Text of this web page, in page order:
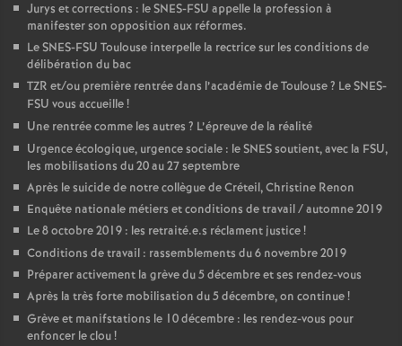
Jurys et corrections : le SNES-FSU appelle la profession à
manifester son opposition aux réformes.
Le SNES-FSU Toulouse interpelle la rectrice sur les conditions de
délibération du bac
TZR et/ou première rentrée dans l’académie de Toulouse? Le SNES-
FSU vous accueille!
Une rentrée comme les autres ? L’épreuve de la réalité
Urgence écologique, urgence sociale : le SNES soutient, avec la FSU,
les mobilisations du 20 au 27 septembre
Après le suicide de notre collègue de Créteil, Christine Renon
Enquête nationale métiers et conditions de travail / automne 2019
Le 8 octobre 2019 : les retraité.e.s réclament justice!
Conditions de travail : rassemblements du 6 novembre 2019
Préparer activement la grève du 5 décembre et ses rendez-vous
Après la très forte mobilisation du 5 décembre, on continue!
Grève et manifstations le 10 décembre : les rendez-vous pour
enfoncer le clou!